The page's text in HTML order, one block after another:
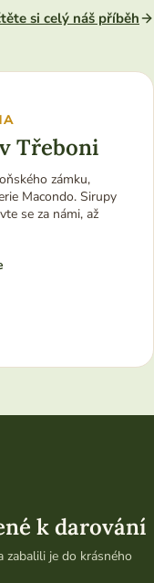
si celý náš příběh
Třeboni
zámku,
Macondo. Sirupy
se za námi, až
k darování
zabalili je do krásného